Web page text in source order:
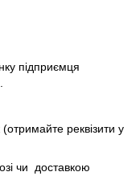
підприємця
реквізити у
чи доставкою